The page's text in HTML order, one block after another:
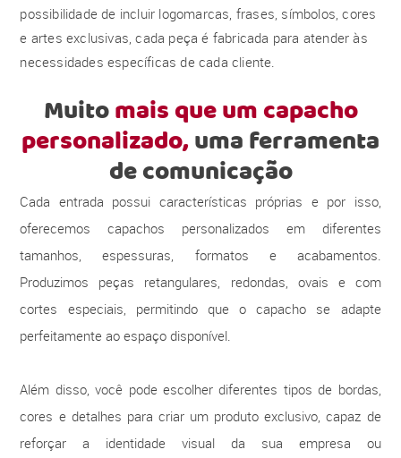
possibilidade de incluir logomarcas, frases, símbolos, cores
e artes exclusivas, cada peça é fabricada para atender às
necessidades específicas de cada cliente.
Muitomais que um capacho
personalizado,uma ferramenta
de comunicação
Cada entrada possui características próprias e por isso,
oferecemos capachos personalizados em diferentes
tamanhos, espessuras, formatos e acabamentos.
Produzimos peças retangulares, redondas, ovais e com
cortes especiais, permitindo que o capacho se adapte
perfeitamente ao espaço disponível.
Além disso, você pode escolher diferentes tipos de bordas,
cores e detalhes para criar um produto exclusivo, capaz de
reforçar a identidade visual da sua empresa ou